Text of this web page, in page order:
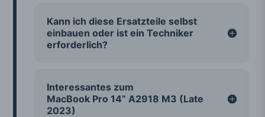
Kann ich diese Ersatzteile selbst
einbauen oder ist ein Techniker
erforderlich?
Interessantes zum
MacBook Pro 14” A2918 M3 (Late
2023)